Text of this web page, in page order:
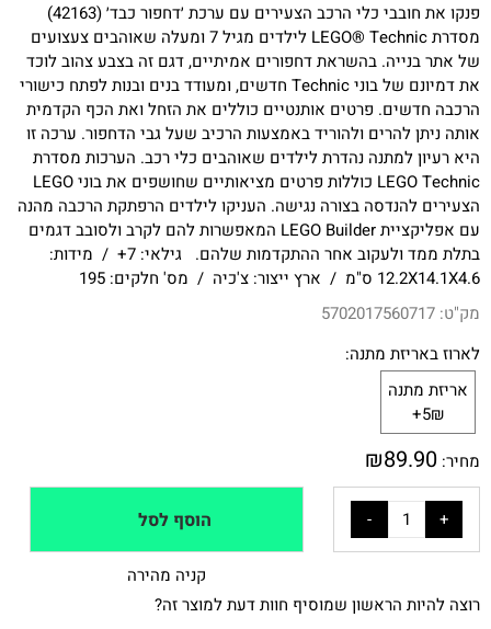
פנקו את חובבי כלי הרכב הצעירים עם ערכת ׳דחפור כבד׳ (42163)
מסדרת LEGO® Technic לילדים מגיל 7 ומעלה שאוהבים צעצועים
של אתר בנייה. בהשראת דחפורים אמיתיים, דגם זה בצבע צהוב לוכד
את דמיונם של בוני Technic חדשים, ומעודד בנים ובנות לפתח כישורי
הרכבה חדשים. פרטים אותנטיים כוללים את הזחל ואת הכף הקדמית
אותה ניתן להרים ולהוריד באמצעות הרכיב שעל גבי הדחפור. ערכה זו
היא רעיון למתנה נהדרת לילדים שאוהבים כלי רכב. הערכות מסדרת
LEGO Technic כוללות פרטים מציאותיים שחושפים את בוני LEGO
הצעירים להנדסה בצורה נגישה. העניקו לילדים הרפתקת הרכבה מהנה
עם אפליקציית LEGO Builder המאפשרות להם לקרב ולסובב דגמים
בתלת ממד ולעקוב אחר ההתקדמות שלהם. גילאי: 7+ / מידות:
12.2X14.1X4.6 ס"מ / ארץ ייצור: צ'כיה / מס' חלקים: 195
מק"ט: 5702017560717
לארוז באריזת מתנה:
אריזת מתנה
5₪+
מחיר:
₪89.90
הוסף לסל
קניה מהירה
רוצה להיות הראשון שמוסיף חוות דעת למוצר זה?